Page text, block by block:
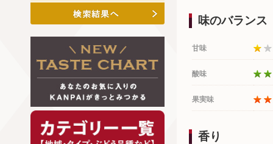
味のバランス
甘味
酸味
果実味
香り